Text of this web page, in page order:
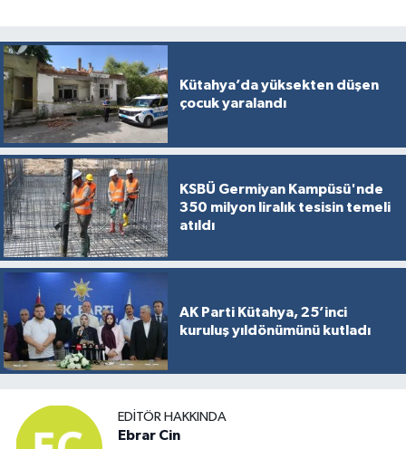
Kütahya’da yüksekten düşen
çocuk yaralandı
KSBÜ Germiyan Kampüsü'nde
350 milyon liralık tesisin temeli
atıldı
AK Parti Kütahya, 25’inci
kuruluş yıldönümünü kutladı
EDITÖR HAKKINDA
Ebrar Cin